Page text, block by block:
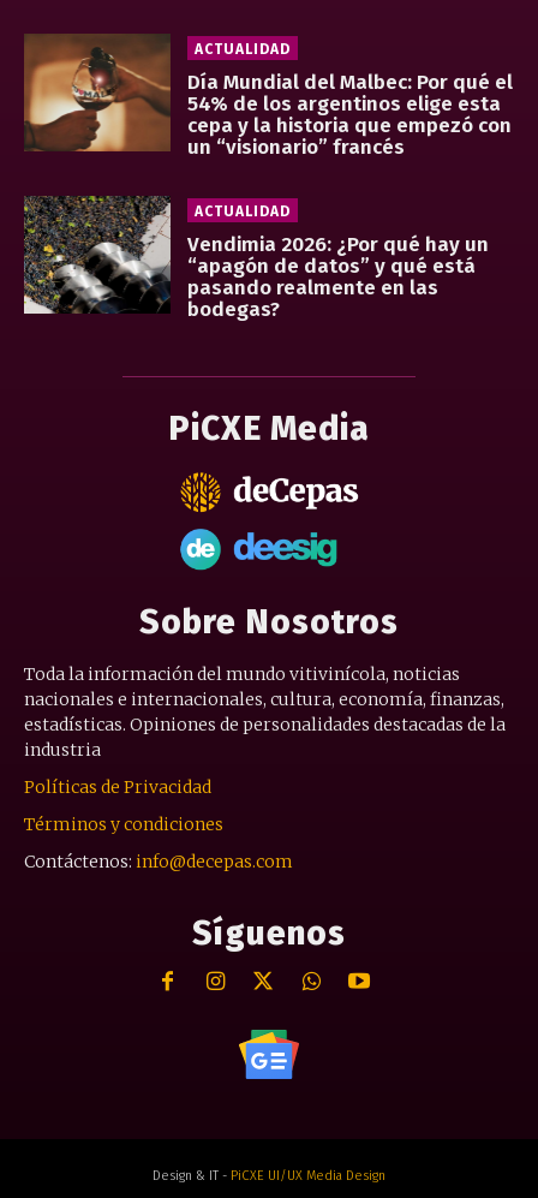
ACTUALIDAD
Día Mundial del Malbec: Por qué el
54% de los argentinos elige esta
cepa y la historia que empezó con
un “visionario” francés
ACTUALIDAD
Vendimia 2026: ¿Por qué hay un
“apagón de datos” y qué está
pasando realmente en las
bodegas?
PiCXE Media
Sobre Nosotros
Toda la información del mundo vitivinícola, noticias
nacionales e internacionales, cultura, economía, finanzas,
estadísticas. Opiniones de personalidades destacadas de la
industria
Políticas de Privacidad
Términos y condiciones
Contáctenos: info@decepas.com
Síguenos
Design & IT - PiCXE UI/UX Media Design